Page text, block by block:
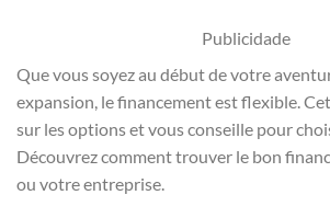
Publicidade
Que vous soyez au début de votre
expansion, le financement est flexible.
sur les options et vous conseille pour
Découvrez comment trouver le bon
ou votre entreprise.